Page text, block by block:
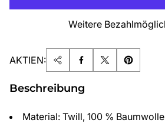
Weitere
AKTIEN:
Beschreibung
Material: Twill, 100 %